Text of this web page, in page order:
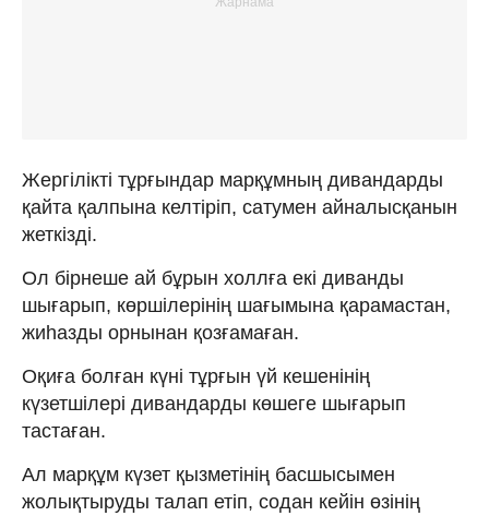
Жергілікті тұрғындар марқұмның дивандарды
қайта қалпына келтіріп, сатумен айналысқанын
жеткізді.
Ол бірнеше ай бұрын холлға екі диванды
шығарып, көршілерінің шағымына қарамастан,
жиһазды орнынан қозғамаған.
Оқиға болған күні тұрғын үй кешенінің
күзетшілері дивандарды көшеге шығарып
тастаған.
Ал марқұм күзет қызметінің басшысымен
жолықтыруды талап етіп, содан кейін өзінің